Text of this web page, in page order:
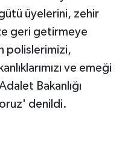
üyelerini, zehir
geri getirmeye
polislerimizi,
ve emeği
Bakanlığı
denildi.